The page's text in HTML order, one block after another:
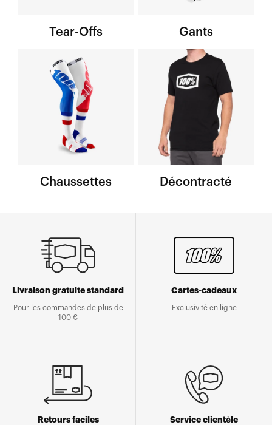
Tear-Offs Gants
Chaussettes Décontracté
Livraison gratuite standard
Pour les commandes de plus de
100 €
Cartes-cadeaux
Exclusivité en ligne
Retours faciles Service clientèle